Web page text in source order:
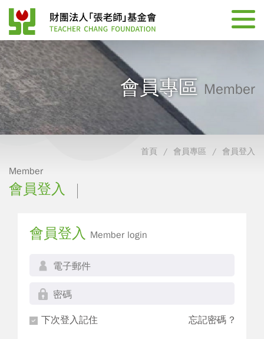
會員專區 Member
首頁 會員專區 會員登入
Member
會員登入
會員登入 Member login
下次登入記住 忘記密碼 ?